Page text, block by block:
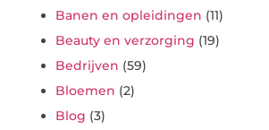
Banen en opleidingen (11)
Beauty en verzorging (19)
Bedrijven (59)
Bloemen (2)
Blog (3)